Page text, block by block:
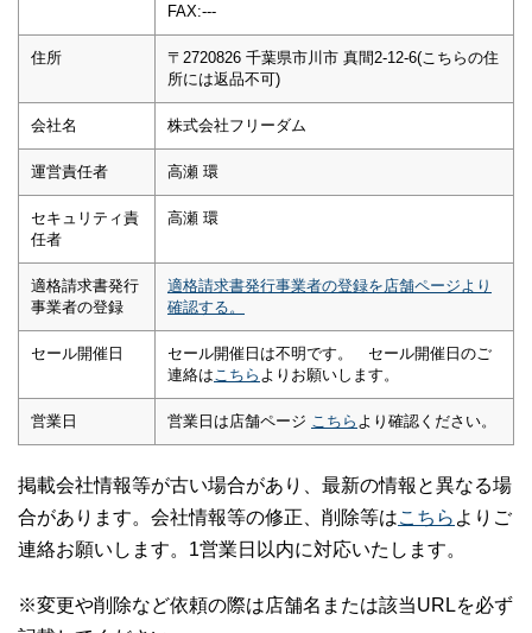
FAX:---
住所
〒2720826 千葉県市川市 真間2-12-6(こちらの住
所には返品不可)
会社名 株式会社フリーダム
運営責任者 高瀬 環
セキュリティ責
任者
高瀬 環
適格請求書発行
事業者の登録
適格請求書発行事業者の登録を店舗ページより
確認する。
セール開催日
セール開催日は不明です。 セール開催日のご
連絡は こちら よりお願いします。
営業日 営業日は店舗ページ こちら より確認ください。
掲載会社情報等が古い場合があり、最新の情報と異なる場
合があります。会社情報等の修正、削除等はこちら よりご
連絡お願いします。1営業日以内に対応いたします。
※変更や削除など依頼の際は店舗名または該当URLを必ず